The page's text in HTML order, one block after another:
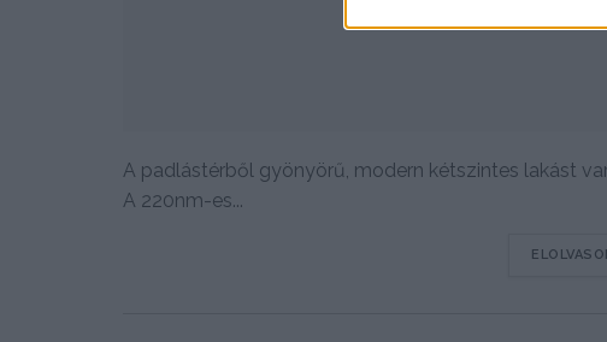
A padlástérből gyönyörű, modern kétszintes lakást
A 220nm-es...